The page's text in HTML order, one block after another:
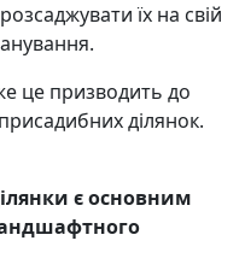
їх на свій
це призводить до
ділянок.
є основним